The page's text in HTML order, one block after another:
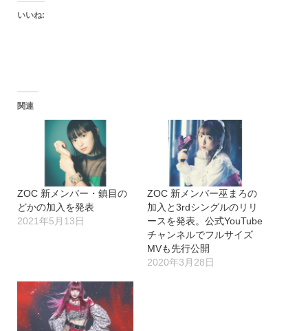
いいね:
関連
ZOC 新メンバー・鎮目の
どかの加入を発表
2021年5月13日
ZOC 新メンバー巫まろの
加入と3rdシングルのリリ
ースを発表。公式YouTube
チャンネルでフルサイズ
MVも先行公開
2020年3月28日